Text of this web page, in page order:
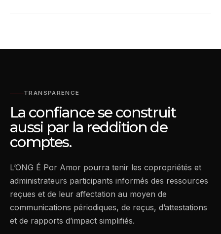
TRANSPARENCE
La confiance se construit
aussi par la reddition de
comptes.
L’ONG É Por Amor pourra tenir les copropriétés et
administrateurs participants informés des ressources
reçues et de leur affectation au moyen de
communications périodiques, de reçus, d’attestations
et de rapports d’impact simplifiés.